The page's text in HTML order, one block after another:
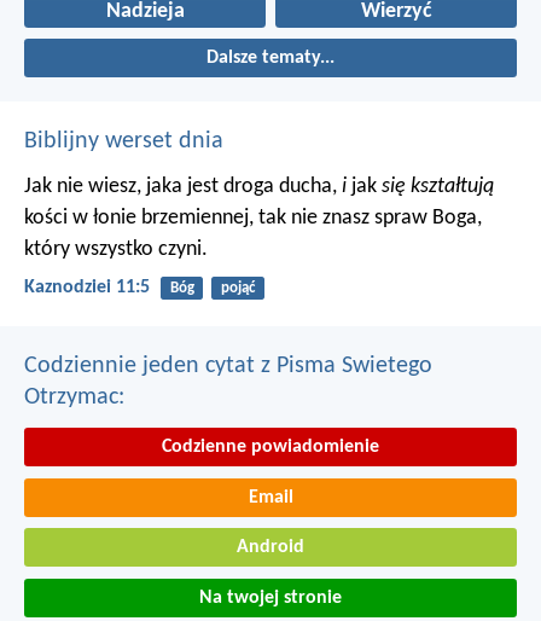
Nadzieja Wierzyć
Dalsze tematy...
Biblijny werset dnia
Jak nie wiesz, jaka jest droga ducha, i jak się kształtują
kości w łonie brzemiennej, tak nie znasz spraw Boga,
który wszystko czyni.
Kaznodziei 11:5 Bóg pojąć
Codziennie jeden cytat z Pisma Swietego
Otrzymac:
Codzienne powiadomienie
Email
Android
Na twojej stronie